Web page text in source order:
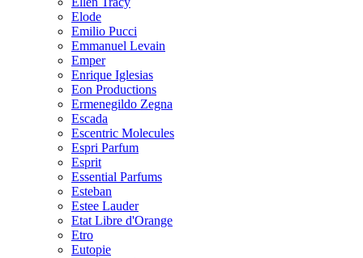
Elode
Emilio Pucci
Emmanuel Levain
Emper
Enrique Iglesias
Eon Productions
Ermenegildo Zegna
Escada
Escentric Molecules
Espri Parfum
Esprit
Essential Parfums
Esteban
Estee Lauder
Etat Libre d'Orange
Etro
Eutopie